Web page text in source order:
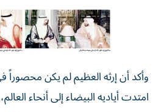
وأكد أن إرثه العظيم لم يكن
امتدت أياديه البيضاء إلى أنحاء